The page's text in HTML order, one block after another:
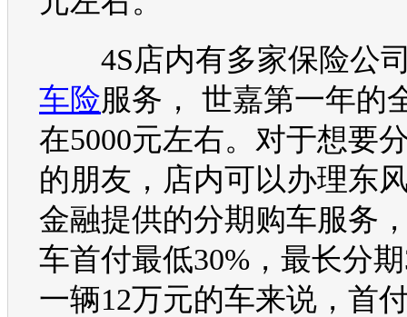
4S店内有多家保险公
车险服务， 世嘉第一年的
在5000元左右。对于想要
的朋友，店内可以办理东
金融提供的分期 购车服务
车首付最低30%，最长分
一辆12万元的车来说，首